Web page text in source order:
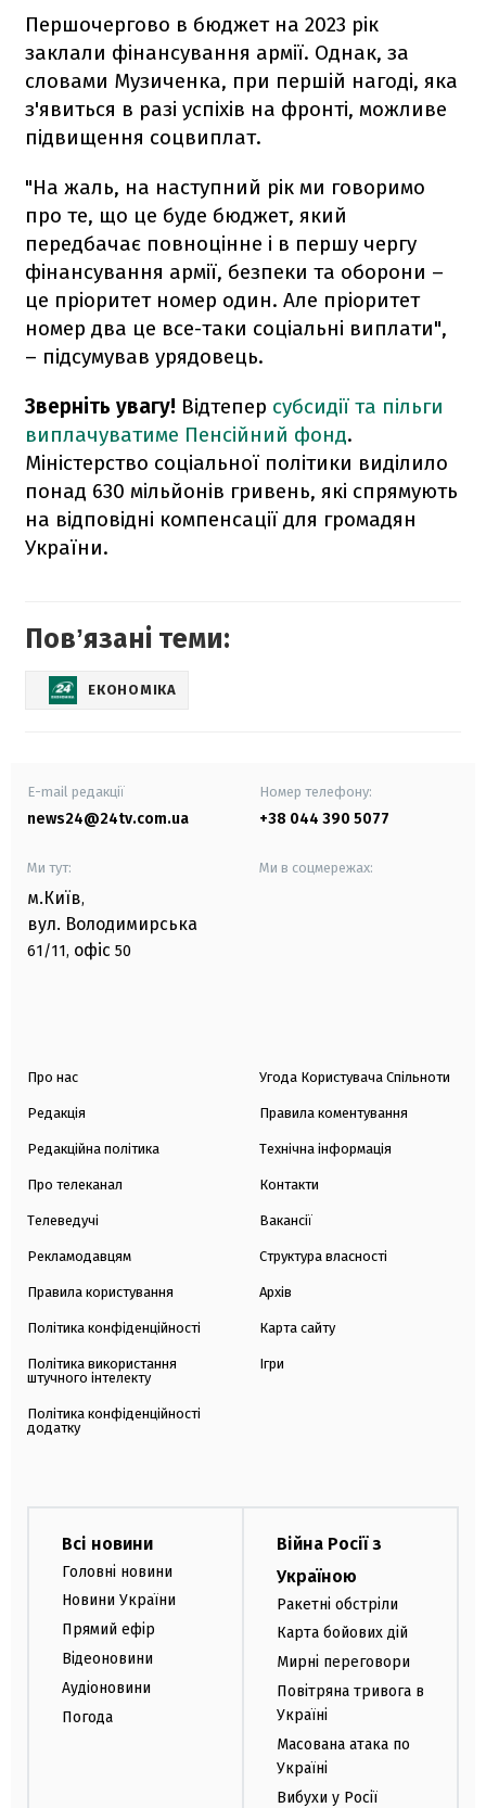
Першочергово в бюджет на 2023 рік
заклали фінансування армії. Однак, за
словами Музиченка, при першій нагоді, яка
з'явиться в разі успіхів на фронті, можливе
підвищення соцвиплат.
"На жаль, на наступний рік ми говоримо
про те, що це буде бюджет, який
передбачає повноцінне і в першу чергу
фінансування армії, безпеки та оборони –
це пріоритет номер один. Але пріоритет
номер два це все-таки соціальні виплати",
– підсумував урядовець.
Зверніть увагу! Відтепер субсидії та пільги
виплачуватиме Пенсійний фонд.
Міністерство соціальної політики виділило
понад 630 мільйонів гривень, які спрямують
на відповідні компенсації для громадян
України.
Повʼязані теми:
ЕКОНОМІКА
E-mail редакції
news24@24tv.com.ua
Номер телефону:
+38 044 390 5077
Ми тут:
м.Київ,
вул. Володимирська
61/11, офіс 50
Ми в соцмережах:
Про нас
Редакція
Редакційна політика
Про телеканал
Телеведучі
Рекламодавцям
Правила користування
Політика конфіденційності
Політика використання
штучного інтелекту
Політика конфіденційності
додатку
Угода Користувача Спільноти
Правила коментування
Технічна інформація
Контакти
Вакансії
Структура власності
Архів
Карта сайту
Ігри
Всі новини
Головні новини
Новини України
Прямий ефір
Відеоновини
Аудіоновини
Погода
Війна Росії з
Україною
Ракетні обстріли
Карта бойових дій
Мирні переговори
Повітряна тривога в
Україні
Масована атака по
Україні
Вибухи у Росії